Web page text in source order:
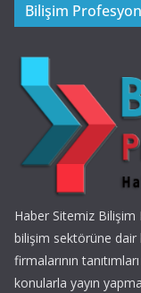
Bilişim
Haber Sitemiz
bilişim sektörüne dair
firmalarının
konularla yayın